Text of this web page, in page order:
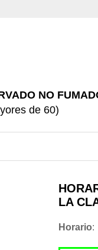
NO
de 60)
LA
Horario: